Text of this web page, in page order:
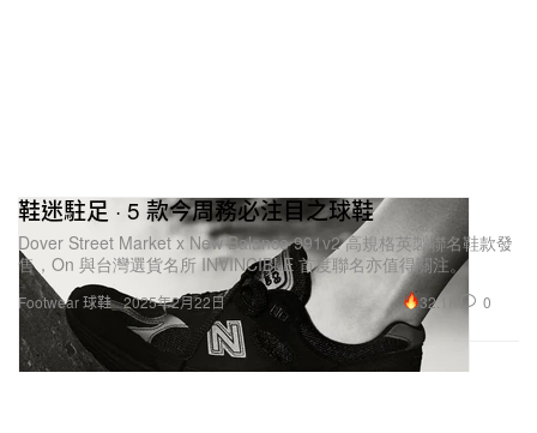
Footwear 球鞋
鞋迷駐足 · 5 款今周務必注目之球鞋
Dover Street Market x New Balance 991v2 高規格英製聯名鞋款發
售，On 與台灣選貨名所 INVINCIBLE 首度聯名亦值得關注。
2025年2月22日 32.1K 0